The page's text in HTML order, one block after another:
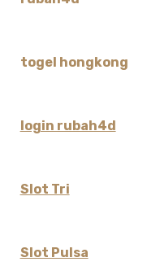
togel hongkong
login rubah4d
Slot Tri
Slot Pulsa